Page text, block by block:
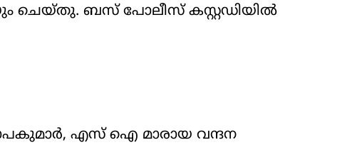
ചെയ്തു. ബസ് പോലീസ് കസ്റ്റഡിയിൽ
എസ് ഐ മാരായ വന്ദന